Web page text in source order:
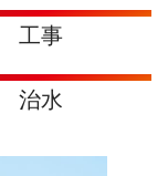
工事
治水